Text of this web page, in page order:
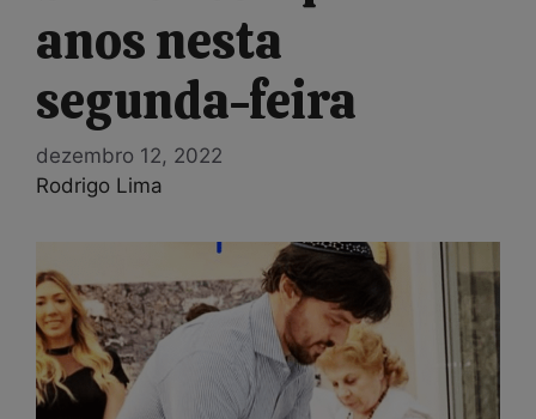
anos nesta
segunda-feira
dezembro 12, 2022
Rodrigo Lima